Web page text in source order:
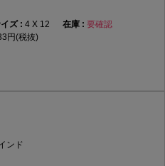
4 X 12
要確認
円(税抜)
ンド